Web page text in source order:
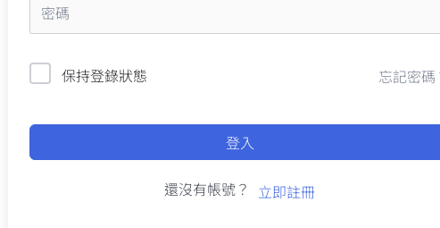
保持登錄狀態 忘記密碼
登入
還沒有帳號？ 立即註冊